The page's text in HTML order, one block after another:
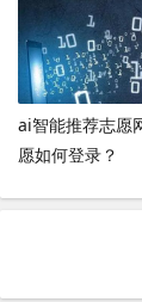
ai智能推荐志愿
愿如何登录？